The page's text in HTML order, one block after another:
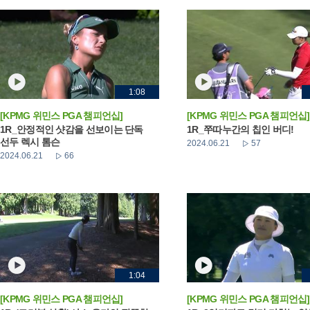
1:08
[KPMG 위민스 PGA 챔피언십]
1R_안정적인 샷감을 선보이는 단독
선두 렉시 톰슨
2024.06.21 66
[KPMG 위민스 PGA 챔피언십]
1R_쭈따누간의 칩인 버디!
2024.06.21 57
1:04
[KPMG 위민스 PGA 챔피언십]
[KPMG 위민스 PGA 챔피언십]